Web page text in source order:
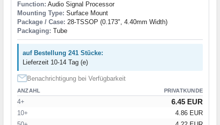
Function: Audio Signal Processor
Mounting Type: Surface Mount
Package / Case: 28-TSSOP (0.173", 4.40mm Width)
Packaging: Tube
auf Bestellung 241 Stücke:
Lieferzeit 10-14 Tag (e)
Benachrichtigung bei Verfügbarkeit
ANZAHL PRIVATKUNDE
4+ 6.45 EUR
10+
4.86 EUR